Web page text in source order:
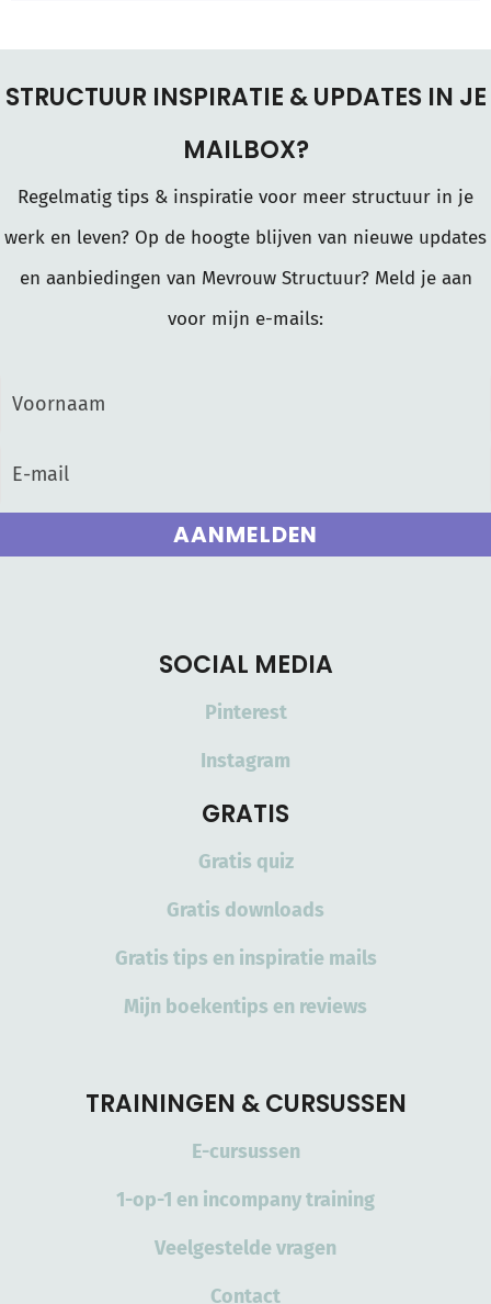
STRUCTUUR INSPIRATIE & UPDATES IN JE
MAILBOX?
Regelmatig tips & inspiratie voor meer structuur in je
werk en leven? Op de hoogte blijven van nieuwe updates
en aanbiedingen van Mevrouw Structuur? Meld je aan
voor mijn e-mails:
AANMELDEN
SOCIAL MEDIA
Pinterest
Instagram
GRATIS
Gratis quiz
Gratis downloads
Gratis tips en inspiratie mails
Mijn boekentips en reviews
TRAININGEN & CURSUSSEN
E-cursussen
1-op-1 en incompany training
Veelgestelde vragen
Contact